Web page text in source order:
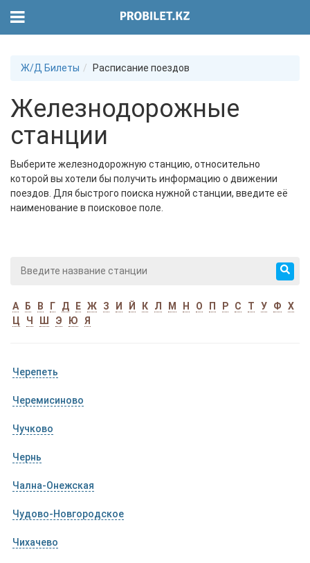
Ж/Д Билеты Расписание поездов
Железнодорожные
станции
Выберите железнодорожную станцию, относительно
которой вы хотели бы получить информацию о движении
поездов. Для быстрого поиска нужной станции, введите её
наименование в поисковое поле.
А Б В Г Д Е Ж З И Й К Л М Н О П Р С Т У Ф
Х
Ц
Ч Ш Э Ю Я
Черепеть
Черемисиново
Чучково
Чернь
Чална-Онежская
Чудово-Новгородское
Чихачево